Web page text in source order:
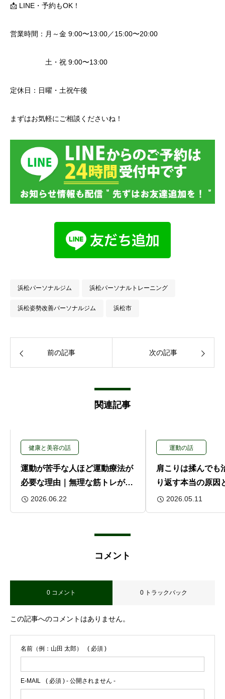
📩 LINE・予約もOK！
営業時間：月～金 9:00〜13:00／15:00〜20:00
土・祝 9:00〜13:00
定休日：日曜・土祝午後
まずはお気軽にご相談くださいね！
浜松パーソナルジム 浜松パーソナルトレーニング
浜松姿勢改善パーソナルジム 浜松市
前の記事 次の記事
関連記事
健康と美容の話
運動が苦手な人ほど運動療法が
必要な理由｜無理な筋トレが続
かない方へ
2026.06.22
運動の話
肩こりは揉んでも
り返す本当の原因
解説2026.05.11
コメント
0 コメント 0 トラックバック
この記事へのコメントはありません。
名前（例：山田 太郎） ( 必須 )
E-MAIL ( 必須 ) - 公開されません -